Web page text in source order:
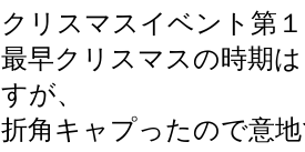
クリスマスイベント第
最早クリスマスの時期
すが、
折角キャプったので意